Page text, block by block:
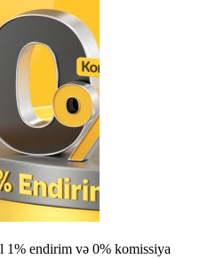
endirim və 0% komissiya